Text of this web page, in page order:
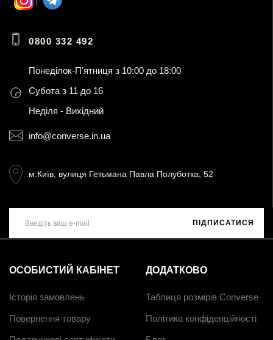
0800 332 492
Понеділок-Пʼятниця з 10:00 до 18:00
Субота з 11 до 16
Неділя - Вихідний
info@converse.in.ua
м.Київ, вулиця Гетьмана Павла Полуботка, 52
ПІДПИСАТИСЯ
ОСОБИСТИЙ КАБІНЕТ
Історія замовлень
Повернення товару
ДОДАТКОВО
Таблиця розмірів Converse
Політика конфіденційності